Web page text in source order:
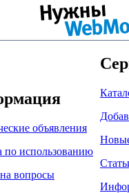
объявления
по использованию
вопросы